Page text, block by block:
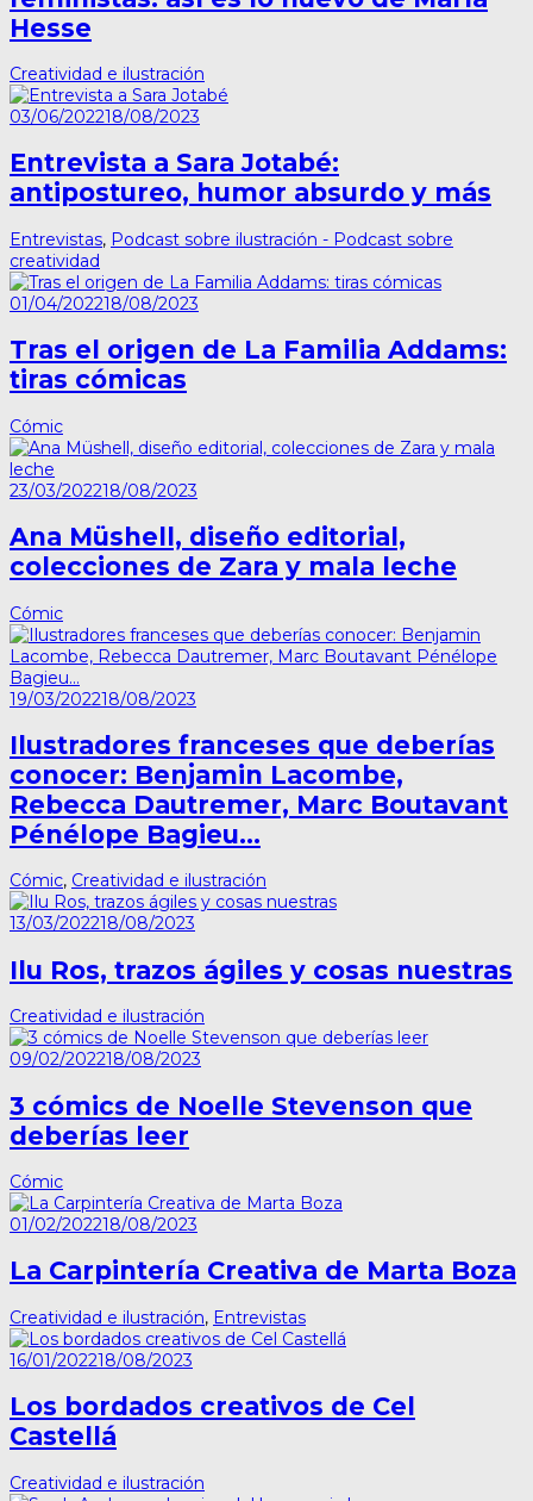
Hesse
Creatividad e ilustración
03/06/202218/08/2023
Entrevista a Sara Jotabé:
antipostureo, humor absurdo y más
Entrevistas, Podcast sobre ilustración - Podcast sobre
creatividad
01/04/202218/08/2023
Tras el origen de La Familia Addams:
tiras cómicas
Cómic
23/03/202218/08/2023
Ana Müshell, diseño editorial,
colecciones de Zara y mala leche
Cómic
19/03/202218/08/2023
Ilustradores franceses que deberías
conocer: Benjamin Lacombe,
Rebecca Dautremer, Marc Boutavant
Pénélope Bagieu…
Cómic, Creatividad e ilustración
13/03/202218/08/2023
Ilu Ros, trazos ágiles y cosas nuestras
Creatividad e ilustración
09/02/202218/08/2023
3 cómics de Noelle Stevenson que
deberías leer
Cómic
01/02/202218/08/2023
La Carpintería Creativa de Marta Boza
Creatividad e ilustración, Entrevistas
16/01/202218/08/2023
Los bordados creativos de Cel
Castellá
Creatividad e ilustración